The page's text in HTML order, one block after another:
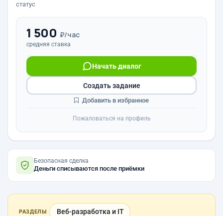
статус
1 500 ₽/час
средняя ставка
Начать диалог
Создать задание
Добавить в избранное
Пожаловаться на профиль
Безопасная сделка
Деньги списываются после приёмки
РАЗДЕЛЫ Веб-разработка и IT